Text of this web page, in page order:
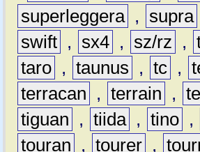
superleggera , supra
swift , sx4 , sz/rz ,
taro , taunus , tc ,
terracan
, terrain ,
tiguan
, tiida , tino ,
touran
, tourer ,